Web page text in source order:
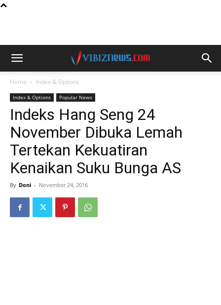
Home Index & Options
Index & Options Popular News
Indeks Hang Seng 24
November Dibuka Lemah
Tertekan Kekuatiran
Kenaikan Suku Bunga AS
By Doni - November 24, 2016